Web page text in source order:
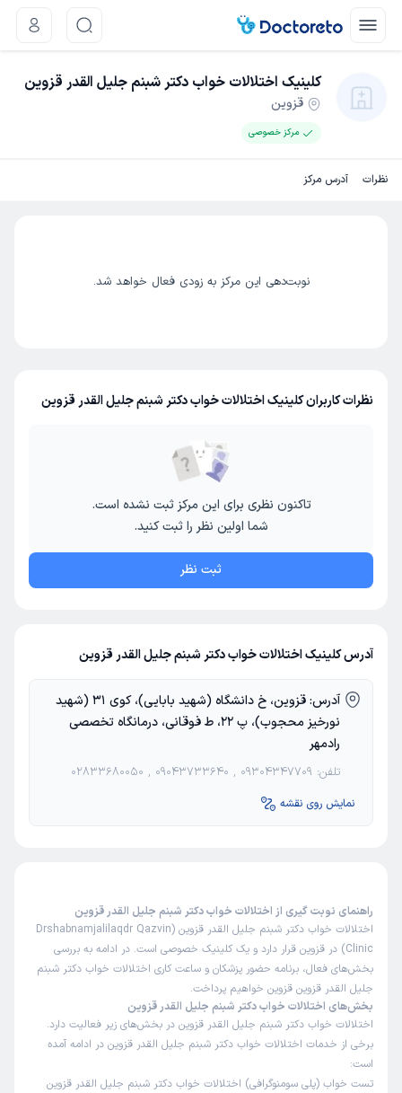
کلینیک اختلالات خواب دکتر شبنم جلیل القدر قزوین
قزوین
مرکز خصوصی
نظرات آدرس مرکز
نوبت‌دهی این مرکز به زودی فعال خواهد شد.
نظرات کاربران کلینیک اختلالات خواب دکتر شبنم جلیل القدر قزوین
تاکنون نظری برای این مرکز ثبت نشده است.
شما اولین نظر را ثبت کنید.
ثبت نظر
آدرس کلینیک اختلالات خواب دکتر شبنم جلیل القدر قزوین
آدرس:
قزوین، خ دانشگاه (شهید بابایی)، کوی 31 (شهید
نورخیز محجوب)، پ 22، ط فوقانی، درمانگاه تخصصی
رادمهر
تلفن: 09304347709
,
09043733640
,
02833680050
نمایش روی نقشه
راهنمای نوبت گیری از اختلالات خواب دکتر شبنم جلیل القدر قزوین
اختلالات خواب دکتر شبنم جلیل القدر قزوین (Drshabnamjalilaqdr Qazvin
Clinic) در قزوین قرار دارد و یک کلینیک خصوصی است. در ادامه به بررسی
بخش‌های فعال، برنامه حضور پزشکان و ساعت کاری اختلالات خواب دکتر شبنم
جلیل القدر قزوین قزوین خواهیم پرداخت.
بخش‌های اختلالات خواب دکتر شبنم جلیل القدر قزوین
اختلالات خواب دکتر شبنم جلیل القدر قزوین در بخش‌های زیر فعالیت دارد.
برخی از خدمات اختلالات خواب دکتر شبنم جلیل القدر قزوین در ادامه آمده
است:
تست خواب (پلی سومنوگرافی) اختلالات خواب دکتر شبنم جلیل القدر قزوین